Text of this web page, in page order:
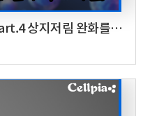
상지저림 완화를
improvement of